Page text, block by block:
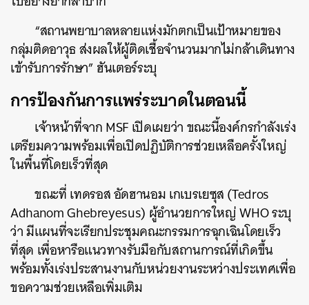
“สถานพยาบาลหลายแห่งมักตกเป็นเป้าหมายของ
กลุ่มติดอาวุธ ส่งผลให้ผู้ติดเชื้อจำนวนมากไม่กล้าเดินทาง
เข้ารับการรักษา” ฮันเตอร์ระบุ
การป้องกันการแพร่ระบาดในตอนนี้
เจ้าหน้าที่จาก MSF เปิดเผยว่า ขณะนี้องค์กรกำลังเร่ง
เตรียมความพร้อมเพื่อเปิดปฏิบัติการช่วยเหลือครั้งใหญ่
ในพื้นที่โดยเร็วที่สุด
ขณะที่ เทดรอส อัดฮานอม เกเบรเยซุส (Tedros
Adhanom Ghebreyesus) ผู้อำนวยการใหญ่ WHO ระบุ
ว่า มีแผนที่จะเรียกประชุมคณะกรรมการฉุกเฉินโดยเร็ว
ที่สุด เพื่อหารือแนวทางรับมือกับสถานการณ์ที่เกิดขึ้น
พร้อมทั้งเร่งประสานงานกับหน่วยงานระหว่างประเทศเพื่อ
ขอความช่วยเหลือเพิ่มเติม
SHARE TWEET LINE EMAIL